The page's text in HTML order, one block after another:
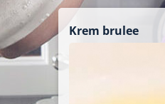
Krem brulee